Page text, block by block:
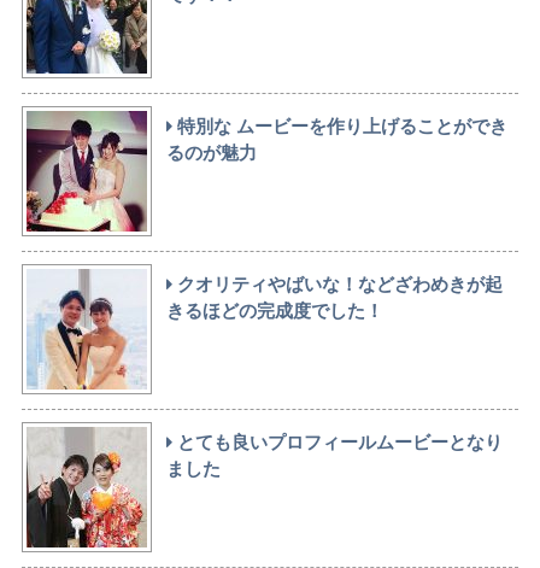
特別な ムービーを作り上げることができ
るのが魅力
クオリティやばいな！などざわめきが起
きるほどの完成度でした！
とても良いプロフィールムービーとなり
ました